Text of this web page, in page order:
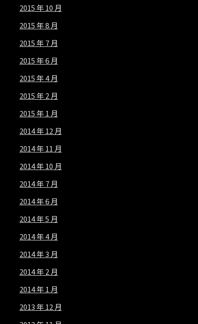
2015 年 10 月
2015 年 8 月
2015 年 7 月
2015 年 6 月
2015 年 4 月
2015 年 2 月
2015 年 1 月
2014 年 12 月
2014 年 11 月
2014 年 10 月
2014 年 7 月
2014 年 6 月
2014 年 5 月
2014 年 4 月
2014 年 3 月
2014 年 2 月
2014 年 1 月
2013 年 12 月